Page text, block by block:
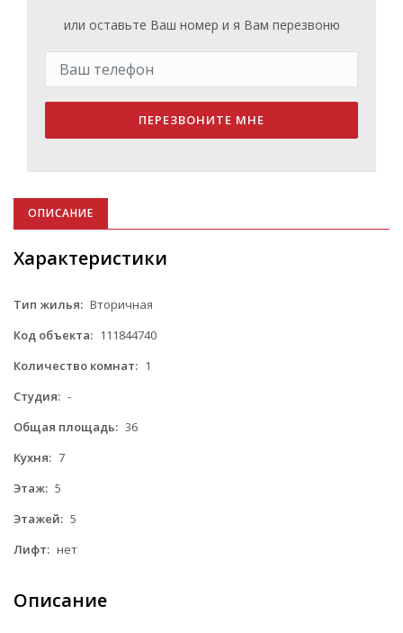
или оставьте Ваш номер и я Вам перезвоню
ПЕРЕЗВОНИТЕ МНЕ
ОПИСАНИЕ
Характеристики
Тип жилья: Вторичная
Код объекта: 111844740
Количество комнат: 1
Студия: -
Общая площадь: 36
Кухня: 7
Этаж: 5
Этажей: 5
Лифт: нет
Описание